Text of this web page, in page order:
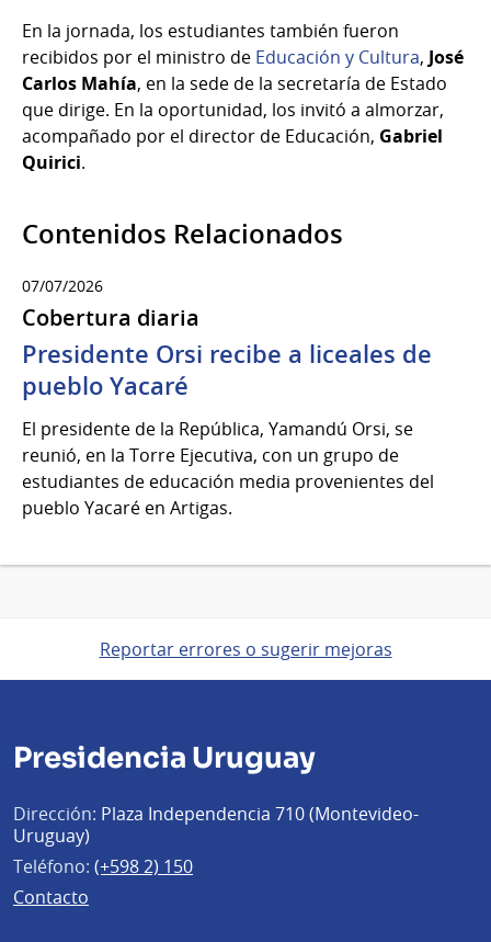
En la jornada, los estudiantes también fueron
recibidos por el ministro de Educación y Cultura, José
Carlos Mahía, en la sede de la secretaría de Estado
que dirige. En la oportunidad, los invitó a almorzar,
acompañado por el director de Educación, Gabriel
Quirici.
Contenidos Relacionados
07/07/2026
Cobertura diaria
Presidente Orsi recibe a liceales de
pueblo Yacaré
El presidente de la República, Yamandú Orsi, se
reunió, en la Torre Ejecutiva, con un grupo de
estudiantes de educación media provenientes del
pueblo Yacaré en Artigas.
Reportar errores o sugerir mejoras
Presidencia Uruguay
Dirección: Plaza Independencia 710 (Montevideo-
Uruguay)
Teléfono: (+598 2) 150
Contacto